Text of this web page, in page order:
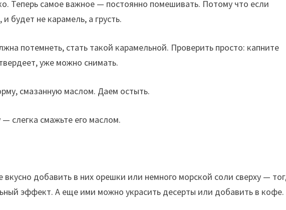
Теперь самое важное — постоянно помешивать. Потому что если
будет не карамель, а грусть.
потемнеть, стать такой карамельной. Проверить просто: капните
уже можно снимать.
смазанную маслом. Даем остыть.
слегка смажьте его маслом.
добавить в них орешки или немного морской соли сверху —
эффект. А еще ими можно украсить десерты или добавить в кофе.